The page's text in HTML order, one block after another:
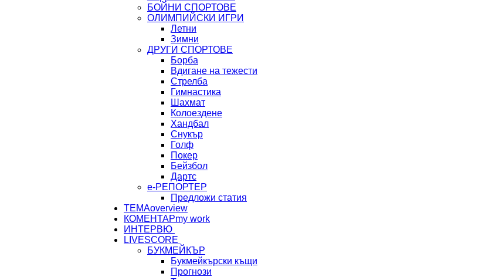
БОЙНИ СПОРТОВЕ
ОЛИМПИЙСКИ ИГРИ
Летни
Зимни
ДРУГИ СПОРТОВЕ
Борба
Вдигане на тежести
Стрелба
Гимнастика
Шахмат
Колоездене
Хандбал
Снукър
Голф
Покер
Бейзбол
Дартс
е-РЕПОРТЕР
Предложи статия
ТЕМАoverview
КОМЕНТАРmy work
ИНТЕРВЮ
LIVESCORE
БУКМЕЙКЪР
Букмейкърски къщи
Прогнози